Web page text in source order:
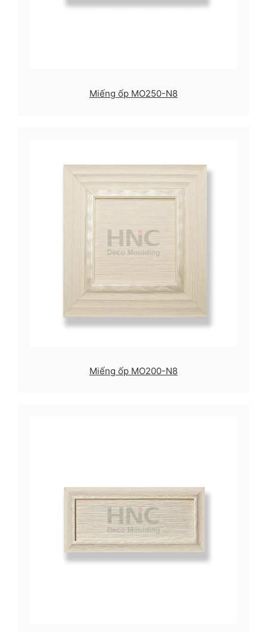
Miếng ốp MO250-N8
Miếng ốp MO200-N8